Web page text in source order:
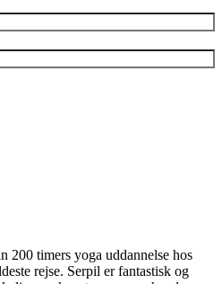
200 timers yoga uddannelse hos
rejse. Serpil er fantastisk og